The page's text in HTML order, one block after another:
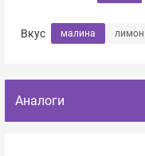
Вкус малина лимон
Аналоги